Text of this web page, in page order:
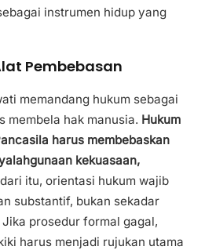
instrumen hidup yang
Pembebasan
memandang hukum sebagai
membela hak manusia. Hukum
harus membebaskan
kekuasaan,
itu, orientasi hukum wajib
substantif, bukan sekadar
prosedur formal gagal,
harus menjadi rujukan utama